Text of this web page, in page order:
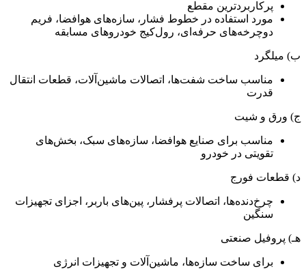
پرکاربردترین مقطع
مورد استفاده در خطوط فشار، سازه‌های هوافضا، فریم
دوچرخه‌های حرفه‌ای، رول‌کیج خودروهای مسابقه
ب) میلگرد
مناسب ساخت شفت‌ها، اتصالات ماشین‌آلات، قطعات انتقال
قدرت
ج) ورق و شیت
مناسب برای صنایع هوافضا، سازه‌های سبک، بخش‌های
تقویتی در خودرو
د) قطعات فورج
چرخ‌دنده‌ها، اتصالات پرفشار، پین‌های باربر، اجزای تجهیزات
سنگین
هـ) پروفیل صنعتی
برای ساخت سازه‌ها، ماشین‌آلات و تجهیزات انرژی